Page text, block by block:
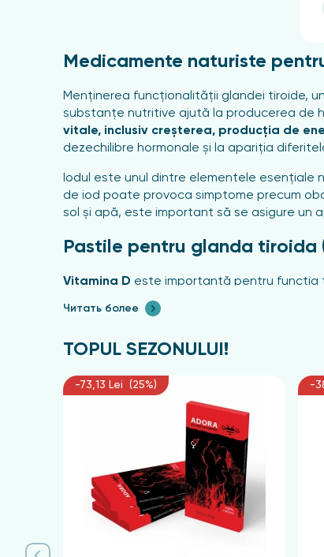
Medicamente naturiste
Menținerea funcționalității glandei tiroide,
substanțe nutritive ajută la producerea de
vitale, inclusiv creșterea, producția de
dezechilibre hormonale și la apariția
Iodul este unul dintre elementele esențiale
de iod poate provoca simptome precum
sol și apă, este important să se asigure un
Pastile pentru glanda tiroida
Vitamina D este importantă pentru funcția
a constatat că deficitul de vitamina D
oboseala și susține metabolismul
Seleniuljoacă un rol cheie în conversia T4
liberi, reducând riscul de tulburări autoimune.
este importantă pentru
impact negativ asupra funcției tiroidiene și
este, de asemenea, esențial, în
unor niveluri normale de fier previne
În consecință, aportul de iod, vitamina D,
minerale asigură funcționarea normală a
Читать более
TOPUL SEZONULUI!
-73,13 Lei (25%) -